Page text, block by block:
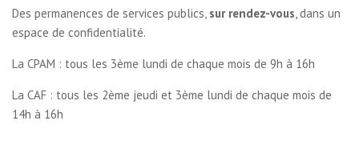
Des permanences de services publics, sur rendez-vous, dans un
espace de confidentialité.
La CPAM : tous les 3ème lundi de chaque mois de 9h à 16h
La CAF : tous les 2ème jeudi et 3ème lundi de chaque mois de
14h à 16h